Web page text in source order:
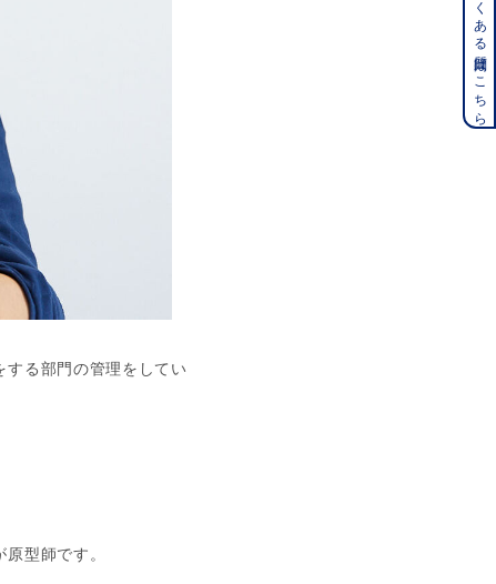
する部門の管理をしてい
型師です。
よくある質問はこちら